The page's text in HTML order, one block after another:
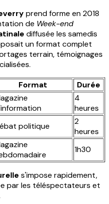
prend forme en 2018
de Week-end
diffusée les samedis
un format complet
terrain, témoignages
Format
Durée
4
heures
politique
2
heures
1h30
s'impose rapidement,
par les téléspectateurs et